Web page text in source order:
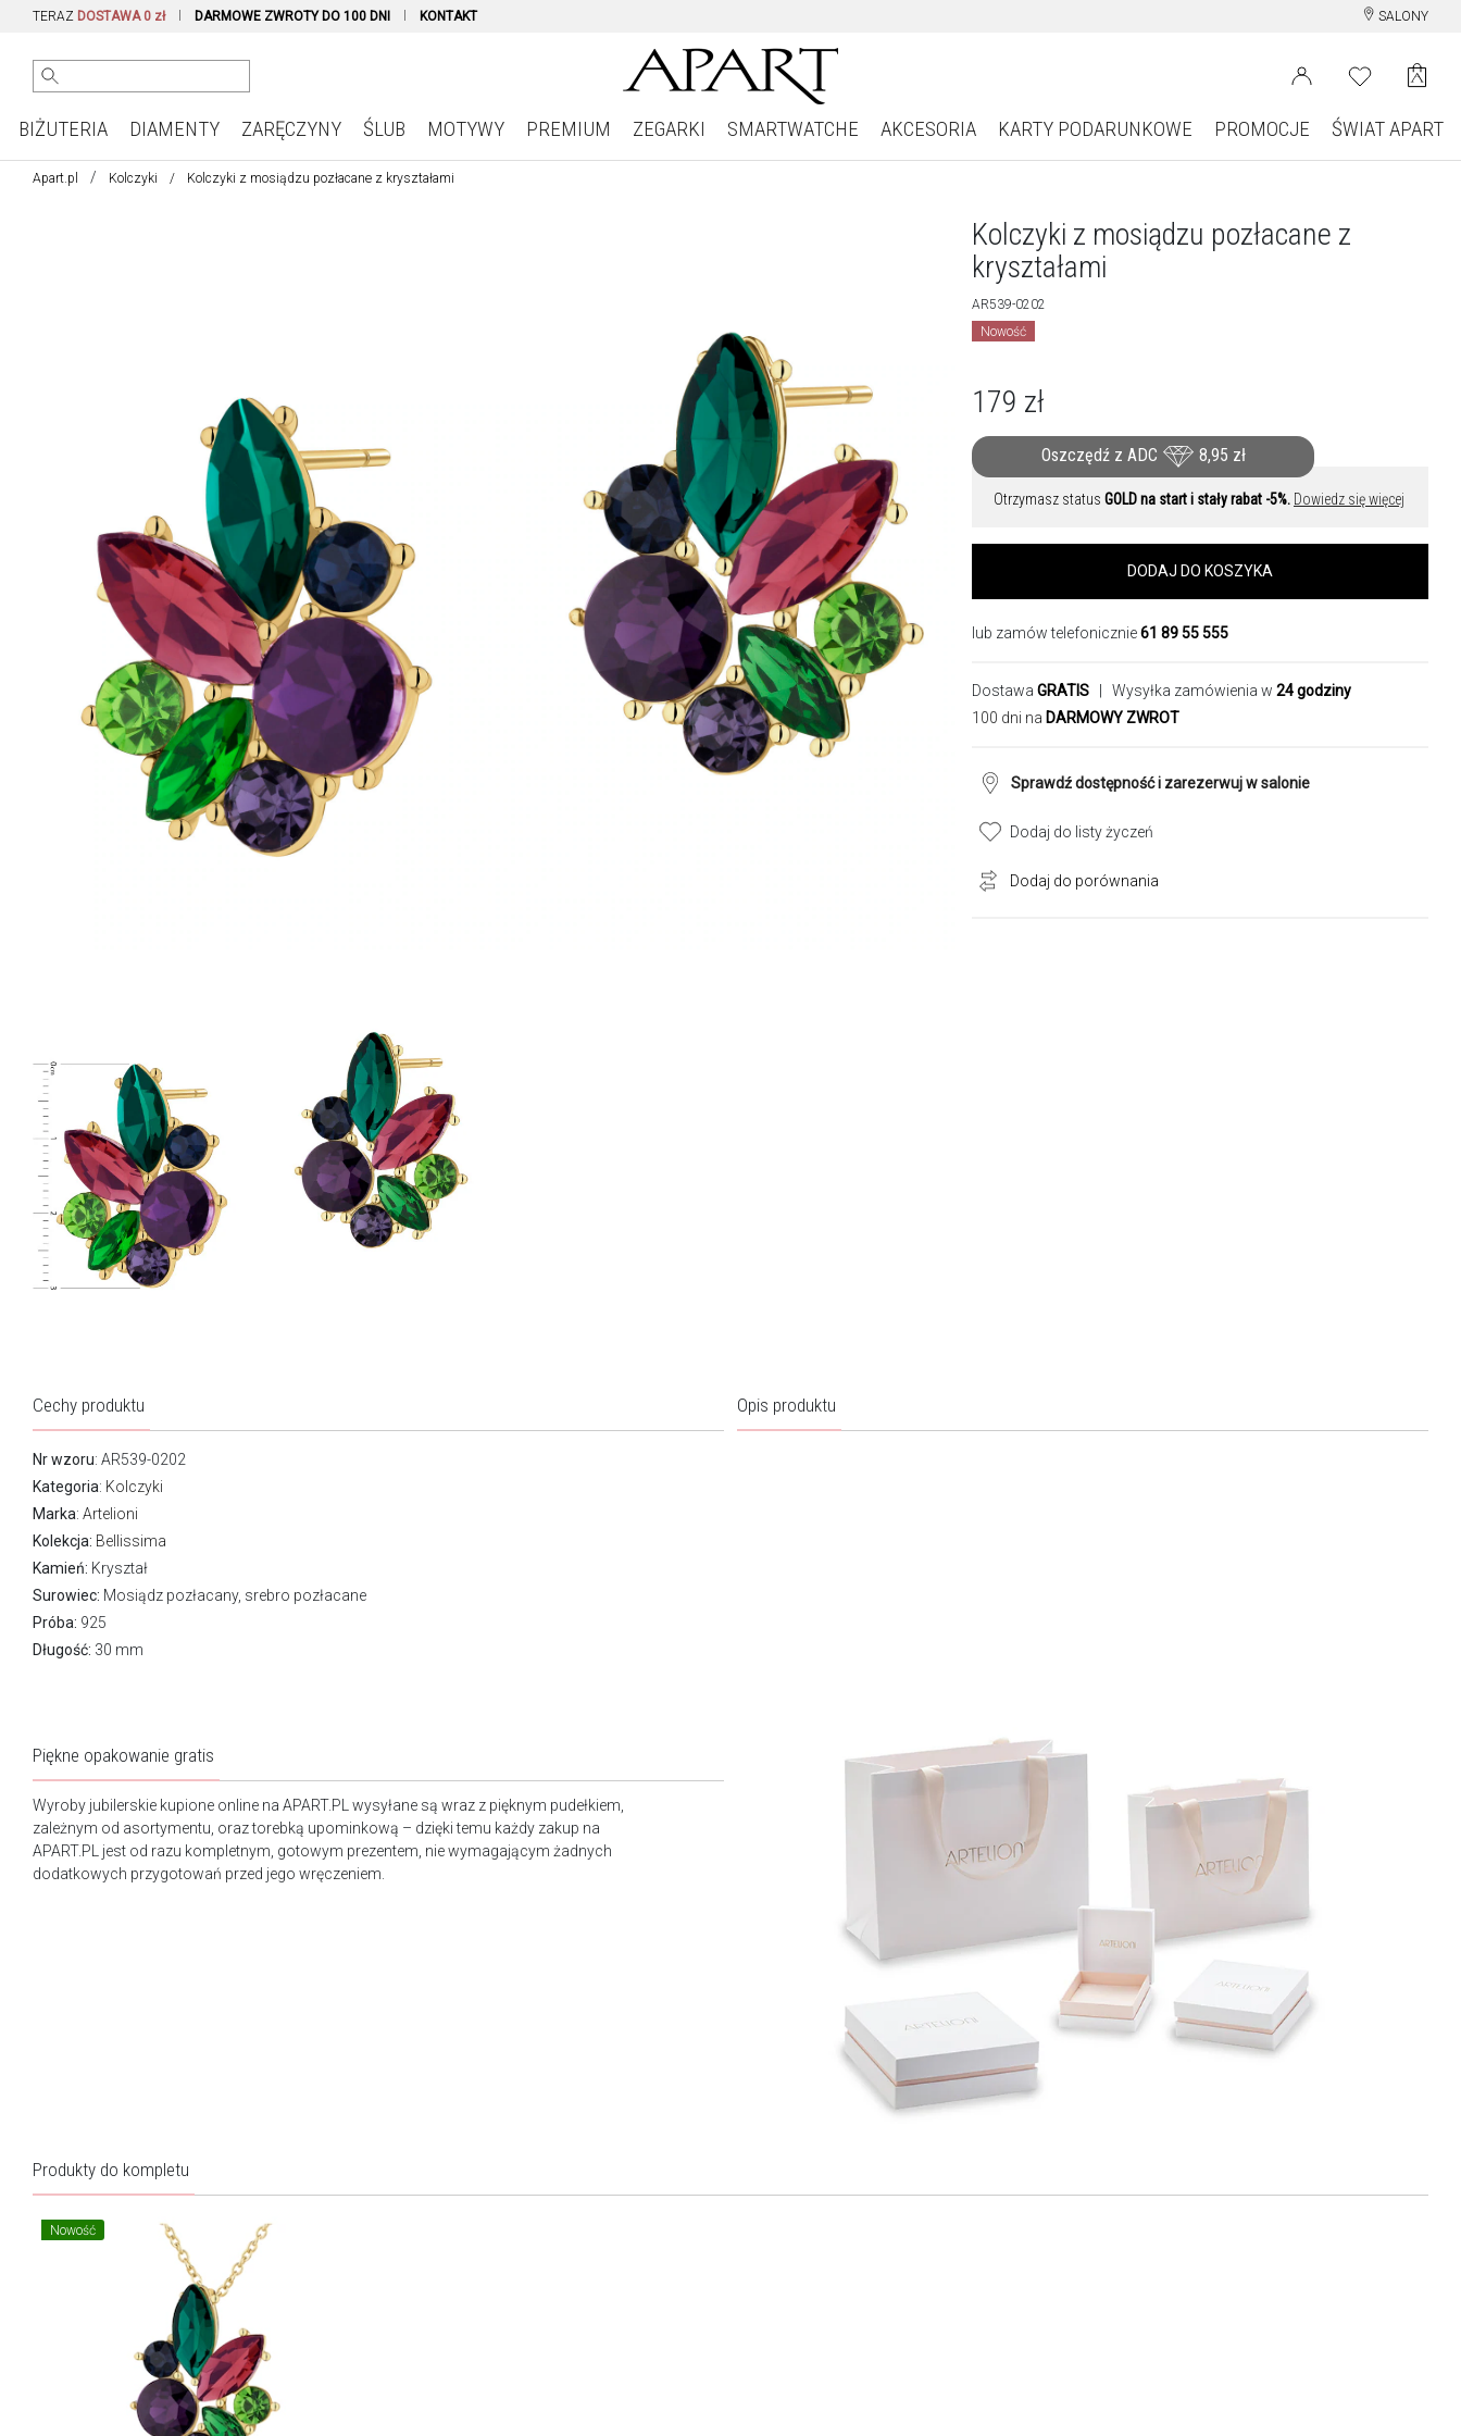
TERAZ DOSTAWA 0 zł DARMOWE ZWROTY DO 100 DNI KONTAKT SALONY
BIŻUTERIA DIAMENTY ZARĘCZYNY ŚLUB MOTYWY PREMIUM ZEGARKI SMARTWATCHE AKCESORIA KARTY PODARUNKOWE PROMOCJE ŚWIAT APART
Apart.pl Kolczyki Kolczyki z mosiądzu pozłacane z kryształami
Kolczyki z mosiądzu pozłacane z
kryształami
AR539-0202
Nowość
179 zł
Oszczędź z ADC 8,95 zł
Otrzymasz status GOLD na start i stały rabat -5%. Dowiedz się więcej
DODAJ DO KOSZYKA
lub zamów telefonicznie61 89 55 555
Dostawa GRATIS | Wysyłka zamówienia w 24 godziny
100 dni na DARMOWY ZWROT
Sprawdź dostępność i zarezerwuj w salonie
Dodaj do listy życzeń
Dodaj do porównania
Cechy produktu
Nr wzoru: AR539-0202
Kategoria: Kolczyki
Marka: Artelioni
Kolekcja: Bellissima
Kamień: Kryształ
Surowiec: Mosiądz pozłacany, srebro pozłacane
Próba: 925
Długość: 30 mm
Opis produktu
Piękne opakowanie gratis
Wyroby jubilerskie kupione online na APART.PL wysyłane są wraz z pięknym pudełkiem,
zależnym od asortymentu, oraz torebką upominkową – dzięki temu każdy zakup na
APART.PL jest od razu kompletnym, gotowym prezentem, nie wymagającym żadnych
dodatkowych przygotowań przed jego wręczeniem.
Produkty do kompletu
Nowość